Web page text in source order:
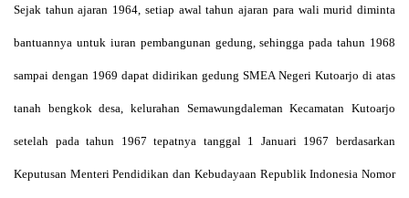
Sejak tahun ajaran 1964, setiap awal tahun ajaran para wali murid diminta
bantuannya untuk iuran pembangunan gedung, sehingga pada tahun 1968
sampai dengan 1969 dapat didirikan gedung SMEA Negeri Kutoarjo di atas
tanah bengkok desa, kelurahan Semawungdaleman Kecamatan Kutoarjo
setelah pada tahun 1967 tepatnya tanggal 1 Januari 1967 berdasarkan
Keputusan Menteri Pendidikan dan Kebudayaan Republik Indonesia Nomor